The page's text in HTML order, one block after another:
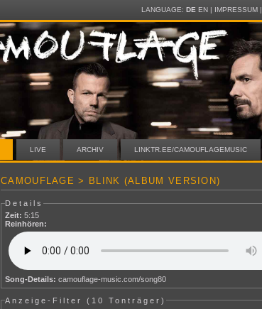
LANGUAGE: DE EN| IMPRESSUM|
LIVE ARCHIV LINKTR.EE/CAMOUFLAGEMUSIC
CAMOUFLAGE > BLINK (ALBUM VERSION)
Details
Zeit: 5:15
Reinhören:
Song-Details: camouflage-music.com/song80
Anzeige-Filter ( 10 Tonträger)